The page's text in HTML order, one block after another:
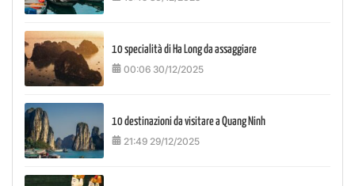
10 specialità di Ha Long da assaggiare
00:06 30/12/2025
10 destinazioni da visitare a Quang Ninh
21:49 29/12/2025